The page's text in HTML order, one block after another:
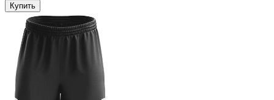
Купить